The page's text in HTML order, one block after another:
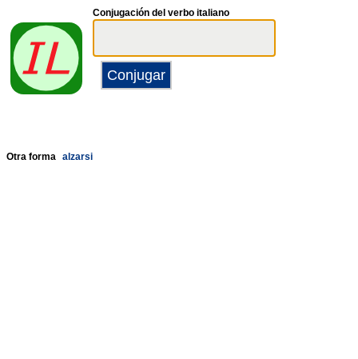
Conjugación del verbo italiano
Otra forma alzarsi